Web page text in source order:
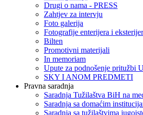
Drugi o nama - PRESS
Zahtjev za intervju
Foto galerija
Fotografije enterijera i
Bilten
Promotivni materijali
In memoriam
Upute za podnošenje pritužbi
SKY I ANOM PREDMETI
Pravna saradnja
Saradnja Tužilaštva BiH na
Saradnja sa domaćim
Saradnja sa tužilaštvima